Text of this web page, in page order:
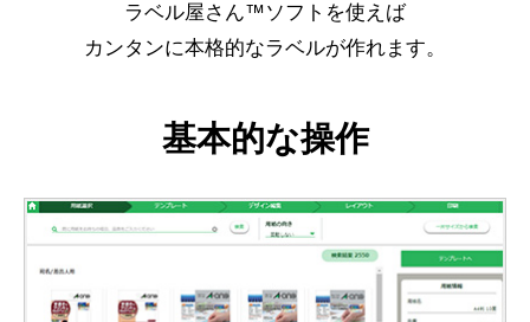
ラベル屋さん™ソフトを使えば
カンタンに本格的なラベルが作れます。
基本的な操作